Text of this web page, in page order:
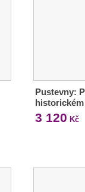
Pustevny:
3 120 Kč